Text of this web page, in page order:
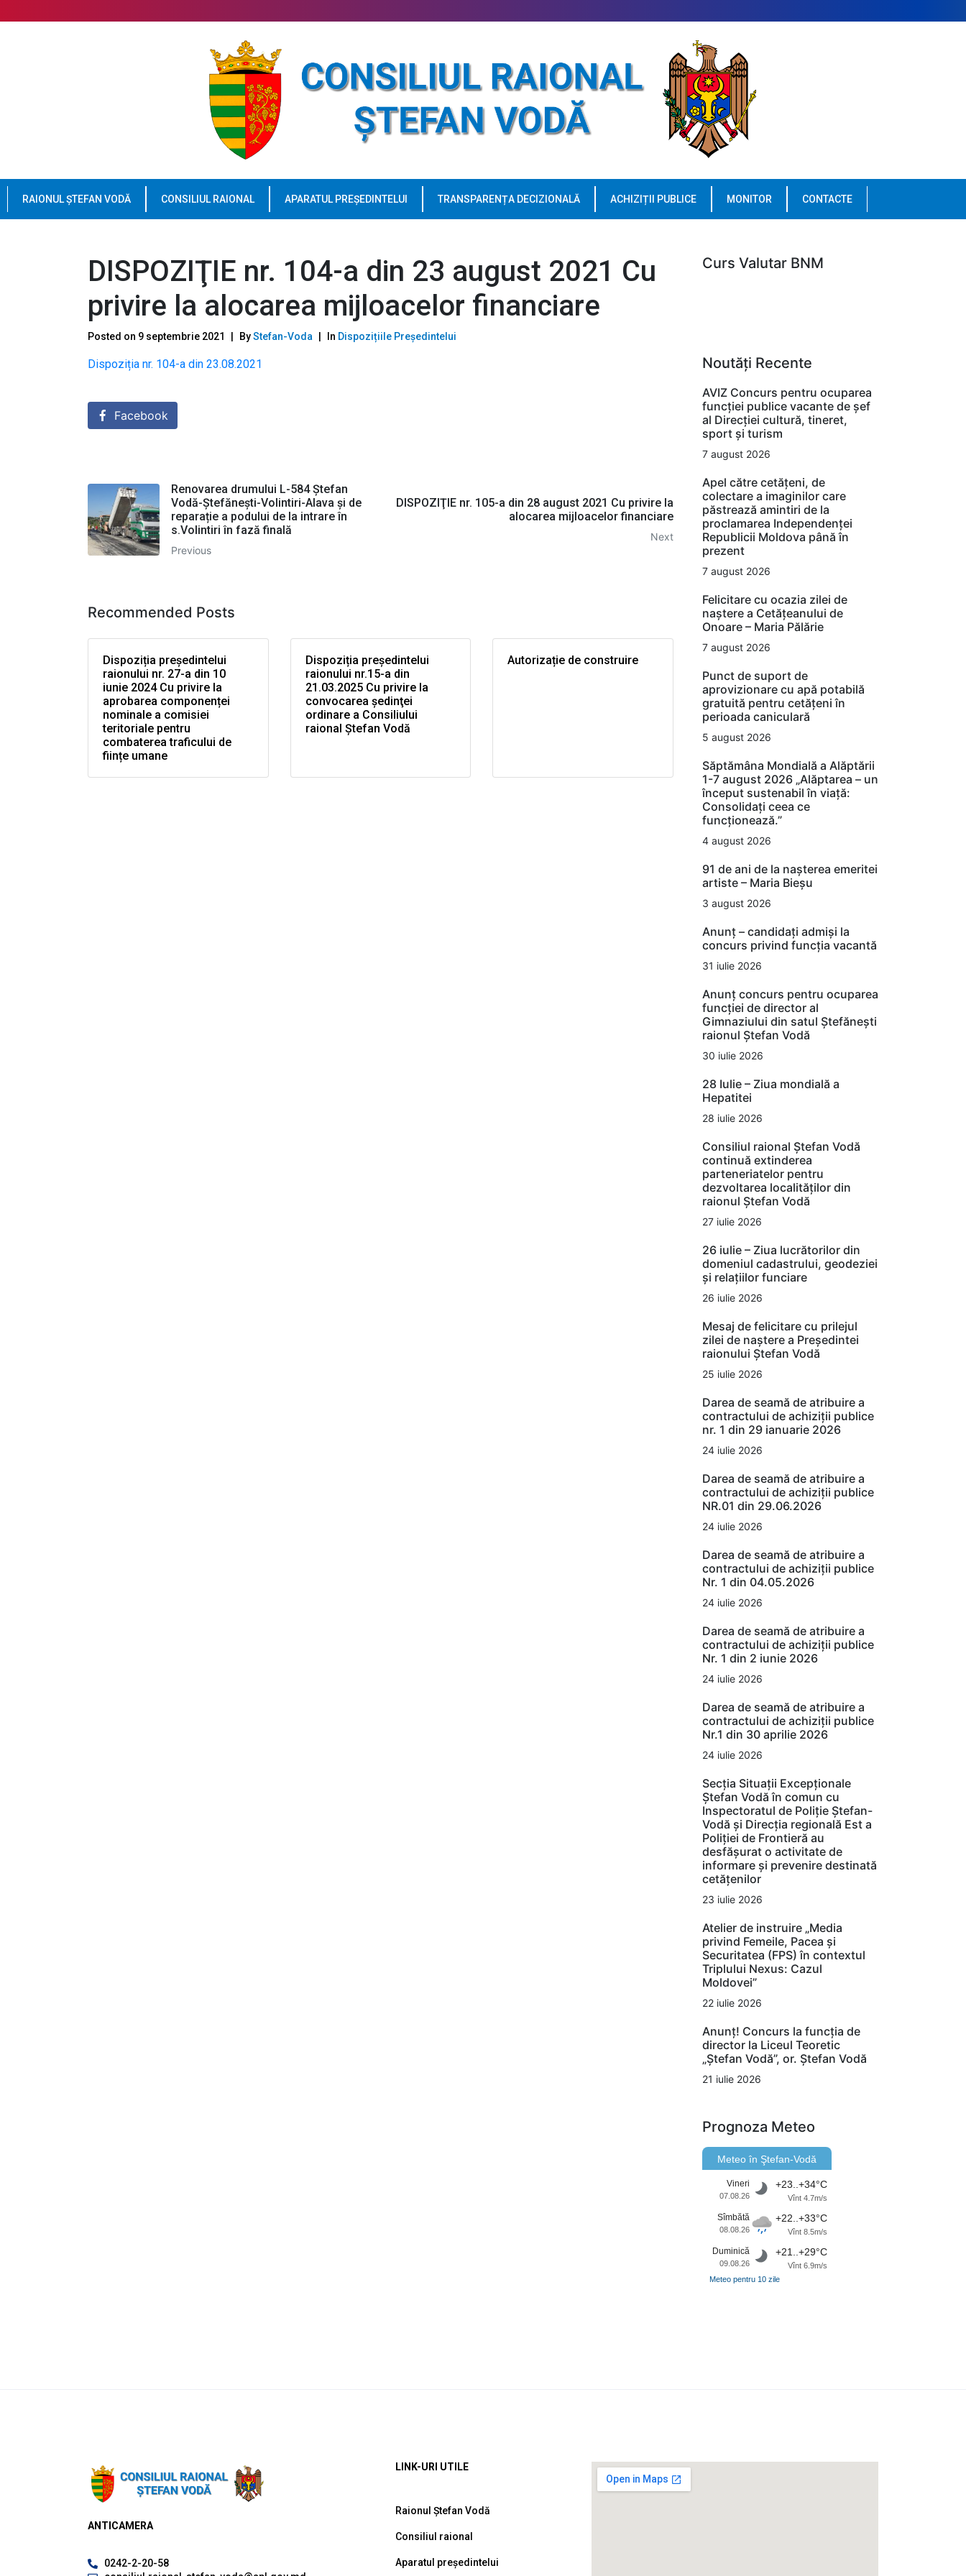
RAIONUL ȘTEFAN VODĂ CONSILIUL RAIONAL APARATUL PREȘEDINTELUI TRANSPARENȚA DECIZIONALĂ ACHIZIȚII PUBLICE MONITOR CONTACTE
DISPOZIŢIE nr. 104-a din 23 august 2021 Cu
privire la alocarea mijloacelor financiare
Posted on 9 septembrie 2021 ByStefan-Voda In Dispozițiile Președintelui
Dispoziția nr. 104-a din 23.08.2021
Facebook
Renovarea drumului L-584 Ștefan
Vodă-Ștefănești-Volintiri-Alava și de
reparație a podului de la intrare în
s.Volintiri în fază finală
Previous
DISPOZIŢIE nr. 105-a din 28 august 2021 Cu privire la
alocarea mijloacelor financiare
Next
Recommended Posts
Dispoziția președintelui
raionului nr. 27-a din 10
iunie 2024 Cu privire la
aprobarea componenței
nominale a comisiei
teritoriale pentru
combaterea traficului de
ființe umane
Dispoziția președintelui
raionului nr.15-a din
21.03.2025 Cu privire la
convocarea şedinţei
ordinare a Consiliului
raional Ştefan Vodă
Autorizație de construire
Curs Valutar BNM
Noutăți Recente
AVIZ Concurs pentru ocuparea
funcţiei publice vacante de şef
al Direcţiei cultură, tineret,
sport şi turism
7 august 2026
Apel către cetățeni, de
colectare a imaginilor care
păstrează amintiri de la
proclamarea Independenței
Republicii Moldova până în
prezent
7 august 2026
Felicitare cu ocazia zilei de
naștere a Cetățeanului de
Onoare – Maria Pălărie
7 august 2026
Punct de suport de
aprovizionare cu apă potabilă
gratuită pentru cetățeni în
perioada caniculară
5 august 2026
Săptămâna Mondială a Alăptării
1-7 august 2026 „Alăptarea – un
început sustenabil în viață:
Consolidați ceea ce
funcționează.”
4 august 2026
91 de ani de la nașterea emeritei
artiste – Maria Bieșu
3 august 2026
Anunț – candidați admiși la
concurs privind funcția vacantă
31 iulie 2026
Anunț concurs pentru ocuparea
funcției de director al
Gimnaziului din satul Ștefănești
raionul Ștefan Vodă
30 iulie 2026
28 Iulie – Ziua mondială a
Hepatitei
28 iulie 2026
Consiliul raional Ștefan Vodă
continuă extinderea
parteneriatelor pentru
dezvoltarea localităților din
raionul Ștefan Vodă
27 iulie 2026
26 iulie – Ziua lucrătorilor din
domeniul cadastrului, geodeziei
și relațiilor funciare
26 iulie 2026
Mesaj de felicitare cu prilejul
zilei de naștere a Președintei
raionului Ștefan Vodă
25 iulie 2026
Darea de seamă de atribuire a
contractului de achiziții publice
nr. 1 din 29 ianuarie 2026
24 iulie 2026
Darea de seamă de atribuire a
contractului de achiziții publice
NR.01 din 29.06.2026
24 iulie 2026
Darea de seamă de atribuire a
contractului de achiziții publice
Nr. 1 din 04.05.2026
24 iulie 2026
Darea de seamă de atribuire a
contractului de achiziții publice
Nr. 1 din 2 iunie 2026
24 iulie 2026
Darea de seamă de atribuire a
contractului de achiziții publice
Nr.1 din 30 aprilie 2026
24 iulie 2026
Secția Situații Excepționale
Ștefan Vodă în comun cu
Inspectoratul de Poliție Ștefan-
Vodă și Direcția regională Est a
Poliției de Frontieră au
desfășurat o activitate de
informare și prevenire destinată
cetățenilor
23 iulie 2026
Atelier de instruire „Media
privind Femeile, Pacea și
Securitatea (FPS) în contextul
Triplului Nexus: Cazul
Moldovei”
22 iulie 2026
Anunț! Concurs la funcția de
director la Liceul Teoretic
„Ștefan Vodă”, or. Ștefan Vodă
21 iulie 2026
Prognoza Meteo
Meteo în Ştefan-Vodă
Vineri
07.08.26
+23..+34°C
Vînt 4.7m/s
Sîmbătă
08.08.26
+22..+33°C
Vînt 8.5m/s
Duminică
09.08.26
+21..+29°C
Vînt 6.9m/s
Meteo pentru 10 zile
ANTICAMERA
0242-2-20-58
LINK-URI UTILE
Raionul Ștefan Vodă
Consiliul raional
Aparatul președintelui